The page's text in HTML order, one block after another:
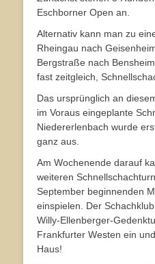
Eschborner Open an.
Alternativ kann man zu
Rheingau nach
Bergstraße nach
fast zeitgleich,
Das ursprünglich an
im Voraus eingeplante
Niedererlenbach wurde
ganz aus.
Am Wochenende darauf
weiteren
September beginnenden
einspielen. Der
Willy-Ellenberger-
Frankfurter Westen ein
Haus!